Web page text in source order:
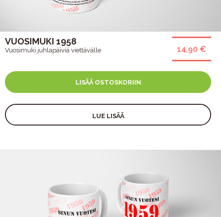
14,90 €
VUOSIMUKI 1958
Vuosimuki juhlapäiviä viettävälle
LISÄÄ OSTOSKORIIN
LUE LISÄÄ